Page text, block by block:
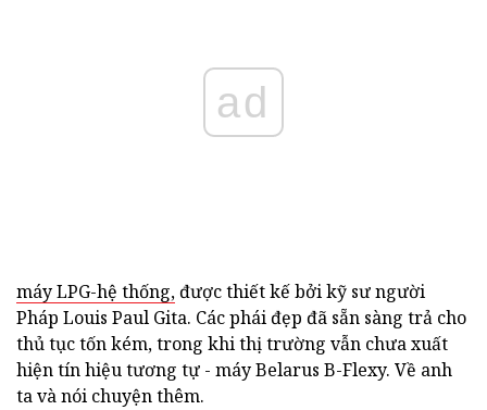
ad
máy LPG-hệ thống,được thiết kế bởi kỹ sư người
Pháp Louis Paul Gita. Các phái đẹp đã sẵn sàng trả cho
thủ tục tốn kém, trong khi thị trường vẫn chưa xuất
hiện tín hiệu tương tự - máy Belarus B-Flexy. Về anh
ta và nói chuyện thêm.